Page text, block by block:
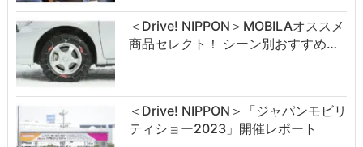
＜Drive! NIPPON＞MOBILAオススメ
商品セレクト！ シーン別おすすめ…
＜Drive! NIPPON＞「ジャパンモビリ
ティショー2023」開催レポート